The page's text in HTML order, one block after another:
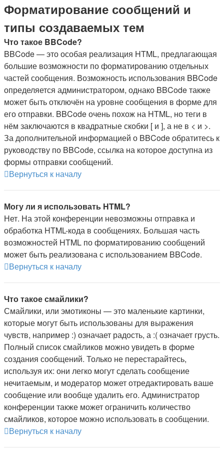
Форматирование сообщений и
типы создаваемых тем
Что такое BBCode?
BBCode — это особая реализация HTML, предлагающая
большие возможности по форматированию отдельных
частей сообщения. Возможность использования BBCode
определяется администратором, однако BBCode также
может быть отключён на уровне сообщения в форме для
его отправки. BBCode очень похож на HTML, но теги в
нём заключаются в квадратные скобки [ и ], а не в < и >.
За дополнительной информацией о BBCode обратитесь к
руководству по BBCode, ссылка на которое доступна из
формы отправки сообщений.
Вернуться к началу
Могу ли я использовать HTML?
Нет. На этой конференции невозможны отправка и
обработка HTML-кода в сообщениях. Большая часть
возможностей HTML по форматированию сообщений
может быть реализована с использованием BBCode.
Вернуться к началу
Что такое смайлики?
Смайлики, или эмотиконы — это маленькие картинки,
которые могут быть использованы для выражения
чувств, например :) означает радость, а :( означает грусть.
Полный список смайликов можно увидеть в форме
создания сообщений. Только не перестарайтесь,
используя их: они легко могут сделать сообщение
нечитаемым, и модератор может отредактировать ваше
сообщение или вообще удалить его. Администратор
конференции также может ограничить количество
смайликов, которое можно использовать в сообщении.
Вернуться к началу